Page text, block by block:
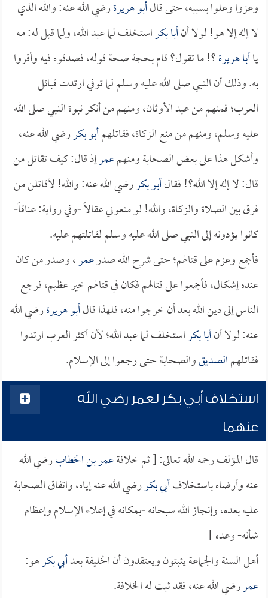
وعزوا وعلوا بسببه، حتى قالأبو هريرةرضي الله عنه: والله الذي
لا إله إلا هو! لولا أنأبا بكراستخلف لما عبد الله، ولما قيل له: مـه
ياأبا هريرة؟! ما تقول؟ قام بحجة صحة قوله، فصدقوه فيه وأقروا
به. وذلك أن النبي صلى الله عليه وسلم لما توفي ارتدت قبائل
العرب؛ فمنهم من عبد الأوثان، ومنهم من أنكر نبوة النبي صلى الله
عليه وسلم، ومنهم من منع الزكاة، فقاتلهمأبو بكررضي الله عنه،
وأشكل هذا على بعض الصحابة ومنهمعمرإذ قال: كيف تقاتل من
قال: لا إله إلا الله؟! فقالأبو بكررضي الله عنه: والله! لأقاتلن من
فرق بين الصلاة والزكاة، والله! لو منعوني عقالاً -وفي رواية: عناقاً-
كانوا يؤدونه إلى النبي صلى الله عليه وسلم لقاتلتهم عليه.
فأجمع وعزم على قتالهم؛ حتى شرح الله صدرعمر، وصدر من كان
عنده إشكال، فأجمعوا على قتالهم فكان في قتالهم خير عظيم، فرجع
الناس إلى دين الله بعد أن خرجوا منه، فلهذا قالأبو هريرةرضي الله
عنه: لولا أنأبا بكراستخلف لما عبد الله؛ لأن أكثر العرب ارتدوا
فقاتلهمالصديقوالصحابة حتى رجعوا إلى الإسلام.
استخلاف أبي بكر لعمر رضي الله
عنهما
قال المؤلف رحمه الله تعالى: [ ثم خلافةعمر بن الخطابرضي الله
عنه وأرضاه باستخلافأبي بكررضي الله عنه إياه، واتفاق الصحابة
عليه بعده، وإنجاز الله سبحانه -بمكانه في إعلاء الإسلام وإعظام
شأنه- وعده ]
أهل السنة والجماعة يثبتون ويعتقدون أن الخليفة بعدأبي بكرهو:
عمررضي الله عنه، فقد ثبت له الخلافة.